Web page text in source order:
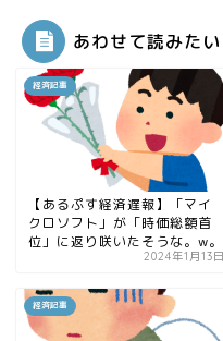
あわせて読みたい
経済記事
【あるぷす経済遅報】「マイ
クロソフト」が「時価総額首
位」に返り咲いたそうな。w。
2024年1月13日
経済記事